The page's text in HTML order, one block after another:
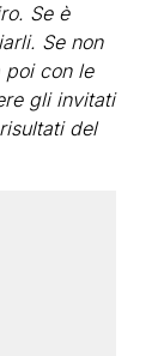
Se è
Se non
poi con le
gli invitati
del